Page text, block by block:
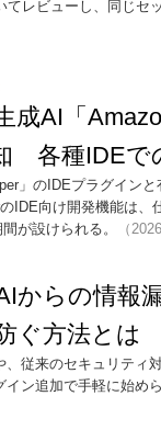
レビューし、同じセ
成AI「
各種IDEで
」のIDEプラグイン
IDE向け開発機能は
が設けられる。
（
からの情報
ぐ方法とは
従来のセキュリティ
ン追加で手軽に始め